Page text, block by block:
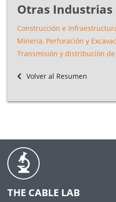
Otras Industrias
Construcción e
Minería, Perforación y
Transmisión y distribución
Volver al Resumen
THE CABLE LAB